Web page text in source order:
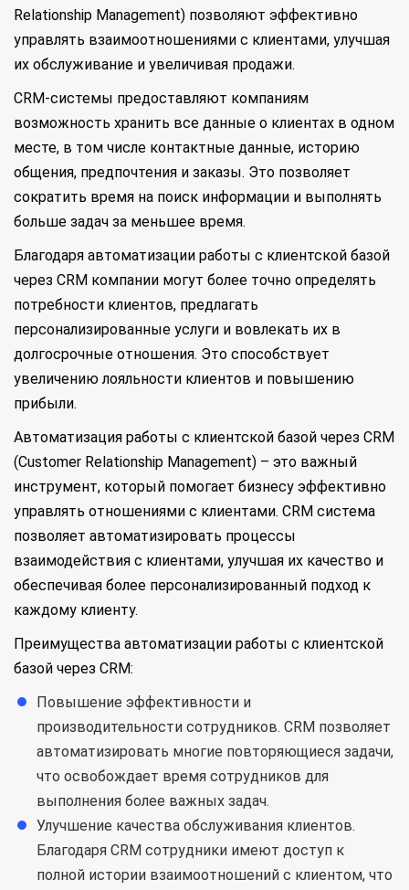
Relationship Management) позволяют эффективно
управлять взаимоотношениями с клиентами, улучшая
их обслуживание и увеличивая продажи.
CRM-системы предоставляют компаниям
возможность хранить все данные о клиентах в одном
месте, в том числе контактные данные, историю
общения, предпочтения и заказы. Это позволяет
сократить время на поиск информации и выполнять
больше задач за меньшее время.
Благодаря автоматизации работы с клиентской базой
через CRM компании могут более точно определять
потребности клиентов, предлагать
персонализированные услуги и вовлекать их в
долгосрочные отношения. Это способствует
увеличению лояльности клиентов и повышению
прибыли.
Автоматизация работы с клиентской базой через CRM
(Customer Relationship Management) – это важный
инструмент, который помогает бизнесу эффективно
управлять отношениями с клиентами. CRM система
позволяет автоматизировать процессы
взаимодействия с клиентами, улучшая их качество и
обеспечивая более персонализированный подход к
каждому клиенту.
Преимущества автоматизации работы с клиентской
базой через CRM:
Повышение эффективности и
производительности сотрудников. CRM позволяет
автоматизировать многие повторяющиеся задачи,
что освобождает время сотрудников для
выполнения более важных задач.
Улучшение качества обслуживания клиентов.
Благодаря CRM сотрудники имеют доступ к
полной истории взаимоотношений с клиентом, что